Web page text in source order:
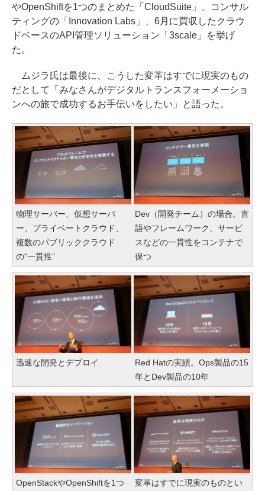
やOpenShiftを1つのまとめた「CloudSuite」、コンサル
ティングの「Innovation Labs」、6月に買収したクラウ
ドベースのAPI管理ソリューション「3scale」を挙げ
た。
ムジラ氏は最後に、こうした変革はすでに現実のもの
だとして「みなさんがデジタルトランスフォーメーショ
ンへの旅で成功するお手伝いをしたい」と語った。
物理サーバー、仮想サーバ
ー、プライベートクラウド、
複数のパブリッククラウド
の“一貫性”
Dev（開発チーム）の場合。言
語やフレームワーク、サービ
スなどの一貫性をコンテナで
保つ
迅速な開発とデプロイ
Red Hatの実績。Ops製品の15
年とDev製品の10年
OpenStackやOpenShiftを1つ
変革はすでに現実のものとい